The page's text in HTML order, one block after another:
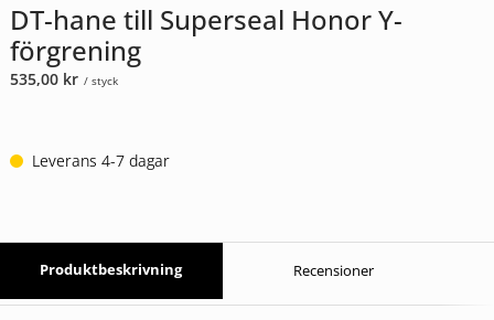
DT-hane till Superseal Honor Y-
förgrening
535,00 kr / styck
Leverans 4-7 dagar
Produktbeskrivning Recensioner